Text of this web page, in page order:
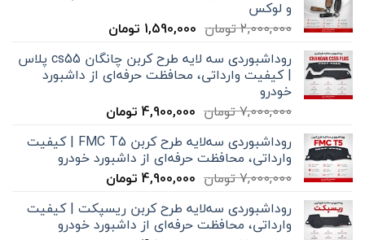
و لوکس
2,000,000تومان قیمت
2,000,000 تومان
بود.
1,590,000 تومانقیمت
1,590,000 تومان
است.
روداشبوردی سه‌ لایه طرح کربن چانگان cs55 پلاس
| کیفیت وارداتی، محافظت حرفه‌ای از داشبورد
خودرو
7,000,000تومان قیمت
7,000,000 تومان
بود.
4,900,000 تومانقیمت
4,900,000 تومان
است.
روداشبوردی سه‌لایه طرح کربن FMC T5 | کیفیت
وارداتی، محافظت حرفه‌ای از داشبورد خودرو
7,000,000تومان قیمت
7,000,000 تومان
بود.
4,900,000 تومانقیمت
4,900,000 تومان
است.
روداشبوردی سه‌لایه طرح کربن ریسپکت | کیفیت
وارداتی، محافظت حرفه‌ای از داشبورد خودرو